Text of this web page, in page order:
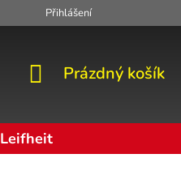
Moje objednávka
Přihlášení
NÁKUPNÍ
Prázdný košík
Leifheit